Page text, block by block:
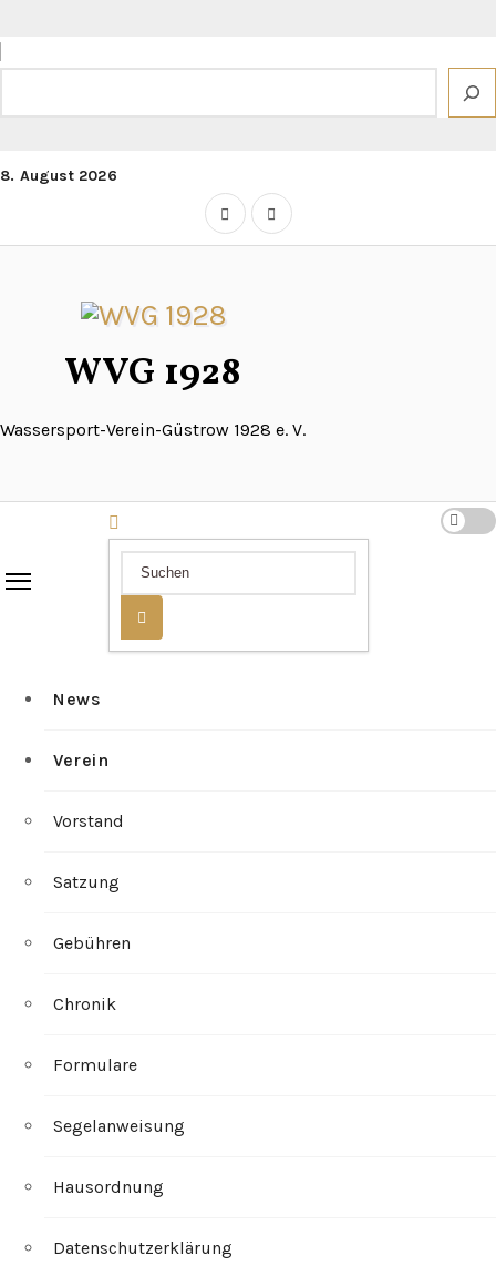
Inhalt
springen
8. August 2026
WVG 1928
Wassersport-Verein-Güstrow 1928 e. V.
News
Verein
Vorstand
Satzung
Gebühren
Chronik
Formulare
Segelanweisung
Hausordnung
Datenschutzerklärung